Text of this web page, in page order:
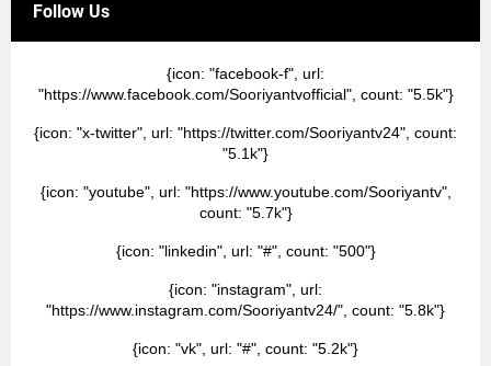
Follow Us
{icon: "facebook-f", url:
"https://www.facebook.com/Sooriyantvofficial", count: "5.5k"}
{icon: "x-twitter", url: "https://twitter.com/Sooriyantv24", count:
"5.1k"}
{icon: "youtube", url: "https://www.youtube.com/Sooriyantv",
count: "5.7k"}
{icon: "linkedin", url: "#", count: "500"}
{icon: "instagram", url:
"https://www.instagram.com/Sooriyantv24/", count: "5.8k"}
{icon: "vk", url: "#", count: "5.2k"}